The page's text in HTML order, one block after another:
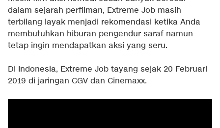
dalam sejarah perfilman, Extreme Job masih
terbilang layak menjadi rekomendasi ketika Anda
membutuhkan hiburan pengendur saraf namun
tetap ingin mendapatkan aksi yang seru.
Di Indonesia, Extreme Job tayang sejak 20 Februari
2019 di jaringan CGV dan Cinemaxx.